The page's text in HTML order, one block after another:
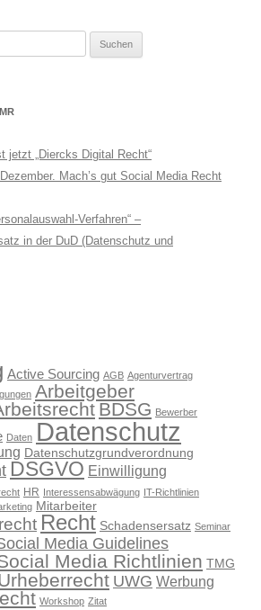
jetzt „Diercks Digital Recht“
Mach’s gut Social Media Recht
Verfahren“ –
in der DuD (Datenschutz und
Active Sourcing AGB Agenturvertrag
Arbeitgeber
BDSG Bewerber
Daten Datenschutz
Datenschutzgrundverordnung
DSGVO Einwilligung
HR Interessensabwägung IT-Richtlinien
Mitarbeiter
Recht Schadensersatz Seminar
Media Guidelines
Media Richtlinien TMG
UWG Werbung
Workshop Zitat